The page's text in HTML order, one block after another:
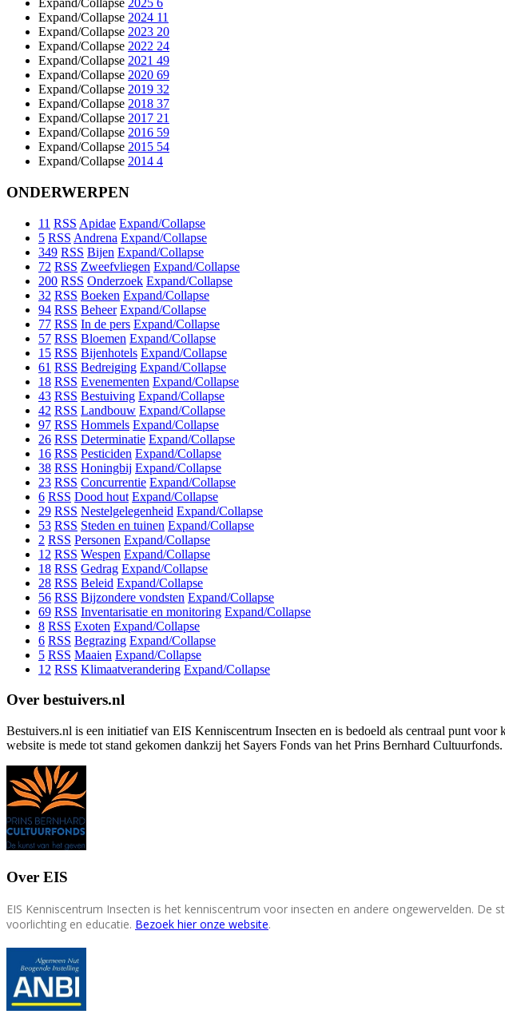
Expand/Collapse 2025 6
Expand/Collapse 2024 11
Expand/Collapse 2023 20
Expand/Collapse 2022 24
Expand/Collapse 2021 49
Expand/Collapse 2020 69
Expand/Collapse 2019 32
Expand/Collapse 2018 37
Expand/Collapse 2017 21
Expand/Collapse 2016 59
Expand/Collapse 2015 54
Expand/Collapse 2014 4
ONDERWERPEN
11 RSS Apidae Expand/Collapse
5 RSS Andrena Expand/Collapse
349 RSS Bijen Expand/Collapse
72 RSS Zweefvliegen Expand/Collapse
200 RSS Onderzoek Expand/Collapse
32 RSS Boeken Expand/Collapse
94 RSS Beheer Expand/Collapse
77 RSS In de pers Expand/Collapse
57 RSS Bloemen Expand/Collapse
15 RSS Bijenhotels Expand/Collapse
61 RSS Bedreiging Expand/Collapse
18 RSS Evenementen Expand/Collapse
43 RSS Bestuiving Expand/Collapse
42 RSS Landbouw Expand/Collapse
97 RSS Hommels Expand/Collapse
26 RSS Determinatie Expand/Collapse
16 RSS Pesticiden Expand/Collapse
38 RSS Honingbij Expand/Collapse
23 RSS Concurrentie Expand/Collapse
6 RSS Dood hout Expand/Collapse
29 RSS Nestelgelegenheid Expand/Collapse
53 RSS Steden en tuinen Expand/Collapse
2 RSS Personen Expand/Collapse
12 RSS Wespen Expand/Collapse
18 RSS Gedrag Expand/Collapse
28 RSS Beleid Expand/Collapse
56 RSS Bijzondere vondsten Expand/Collapse
69 RSS Inventarisatie en monitoring Expand/Collapse
8 RSS Exoten Expand/Collapse
6 RSS Begrazing Expand/Collapse
5 RSS Maaien Expand/Collapse
12 RSS Klimaatverandering Expand/Collapse
Over bestuivers.nl
Bestuivers.nl is een initiatief van EIS Kenniscentrum Insecten en is bedoeld als centraal punt
website is mede tot stand gekomen dankzij het Sayers Fonds van het Prins Bernhard Cultuurfonds.
Over EIS
EIS Kenniscentrum Insecten is het kenniscentrum voor insecten en andere ongewervelden.
voorlichting en educatie. Bezoek hier onze website.